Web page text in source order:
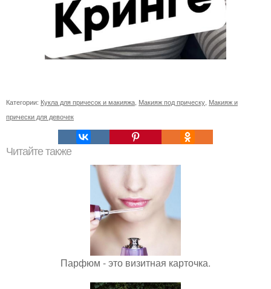
Категории: Кукла для причесок и макияжа Макияж под прическу Макияж и
прически для девочек
Читайте также
Парфюм - это визитная карточка.